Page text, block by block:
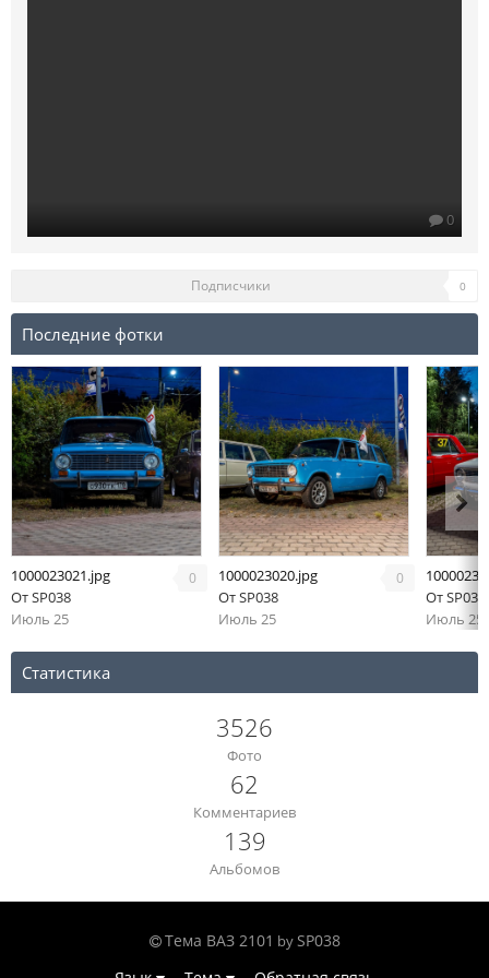
0
Подписчики 0
Последние фотки
0
1000023021.jpg
ОтSP038
Июль 25
0
1000023020.jpg
ОтSP038
Июль 25
ОтSP038
Июль 25
Статистика
3526
Фото
62
Комментариев
139
Альбомов
Тема ВАЗ 2101 bySP038